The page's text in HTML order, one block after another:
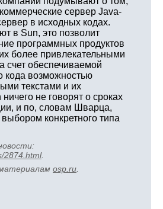
сервер Java-
в исходных кодах.
в Sun, это позволит
программных продуктов
более привлекательными
счет обеспечиваемой
кода возможностью
текстами и их
не говорят о сроках
и по, словам Шварца,
конкретного типа
2874.html.
osp.ru